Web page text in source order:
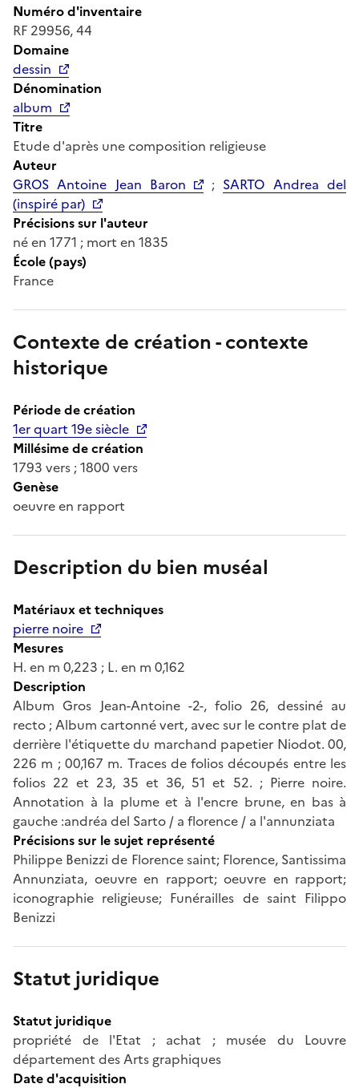
Numéro d'inventaire
RF 29956, 44
Domaine
dessin
Dénomination
album
Titre
Etude d'après une composition religieuse
Auteur
GROS Antoine Jean Baron
; SARTO Andrea del
(inspiré par)
Précisions sur l'auteur
né en 1771 ; mort en 1835
École (pays)
France
Contexte de création - contexte
historique
Période de création
1er quart 19e siècle
Millésime de création
1793 vers ; 1800 vers
Genèse
oeuvre en rapport
Description du bien muséal
Matériaux et techniques
pierre noire
Mesures
H. en m 0,223 ; L. en m 0,162
Description
Album Gros Jean-Antoine -2-, folio 26, dessiné au
recto ; Album cartonné vert, avec sur le contre plat de
derrière l'étiquette du marchand papetier Niodot. 00,
226 m ; 00,167 m. Traces de folios découpés entre les
folios 22 et 23, 35 et 36, 51 et 52. ; Pierre noire.
Annotation à la plume et à l'encre brune, en bas à
gauche :andréa del Sarto / a florence / a l'annunziata
Précisions sur le sujet représenté
Philippe Benizzi de Florence saint; Florence, Santissima
Annunziata, oeuvre en rapport; oeuvre en rapport;
iconographie religieuse; Funérailles de saint Filippo
Benizzi
Statut juridique
Statut juridique
propriété de l'Etat ; achat ; musée du Louvre
département des Arts graphiques
Date d'acquisition